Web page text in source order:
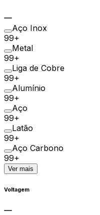
Aço Inox
99+
Metal
99+
Liga de Cobre
99+
Alumínio
99+
Aço
99+
Latão
99+
Aço Carbono
99+
Ver mais
Voltagem